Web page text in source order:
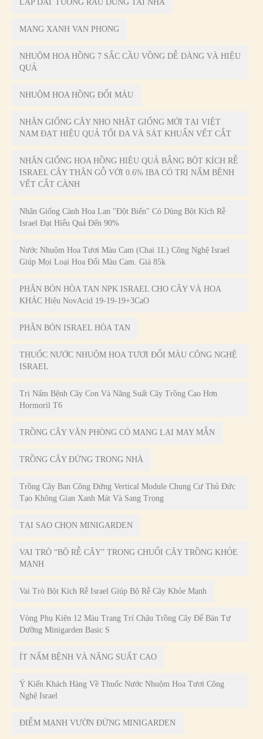
LAP DAT TUONG RAU DUNG TAI NHA
MANG XANH VAN PHONG
NHUỘM HOA HỒNG 7 SẮC CẦU VỒNG DỄ DÀNG VÀ HIỆU
QUẢ
NHUỘM HOA HỒNG ĐỔI MÀU
NHÂN GIỐNG CÂY NHO NHẬT GIỐNG MỚI TẠI VIỆT
NAM ĐẠT HIỆU QUẢ TỐI ĐA VÀ SÁT KHUẨN VẾT CẮT
NHÂN GIỐNG HOA HỒNG HIỆU QUẢ BẰNG BỘT KÍCH RỄ
ISRAEL CÂY THÂN GỖ VỚI 0.6% IBA CÓ TRỊ NẤM BỆNH
VẾT CẮT CÀNH
Nhân Giống Cành Hoa Lan "đột Biến" Có Dùng Bột Kích Rễ
Israel Đạt Hiểu Quả Đến 90%
Nước Nhuộm Hoa Tươi Màu Cam (Chai 1L) Công Nghệ Israel
Giúp Mọi Loại Hoa Đổi Màu Cam. Giá 85k
PHÂN BÓN HÒA TAN NPK ISRAEL CHO CÂY VÀ HOA
KHÁC Hiệu NovAcid 19-19-19+3CaO
PHÂN BÓN ISRAEL HÒA TAN
THUỐC NƯỚC NHUỘM HOA TƯƠI ĐỔI MÀU CÔNG NGHỆ
ISRAEL
Trị Nấm Bệnh Cây Con Và Năng Suất Cây Trồng Cao Hơn
Hormoril T6
TRỒNG CÂY VĂN PHÒNG CÓ MANG LẠI MAY MẮN
TRỒNG CÂY ĐỨNG TRONG NHÀ
Trồng Cây Ban Công Đứng Vertical Module Chung Cư Thủ Đức
Tạo Không Gian Xanh Mát Và Sang Trọng
TẠI SAO CHỌN MINIGARDEN
VAI TRÒ “BỘ RỄ CÂY” TRONG CHUỔI CÂY TRỒNG KHỎE
MẠNH
Vai Trò Bột Kích Rễ Israel Giúp Bộ Rễ Cây Khỏe Mạnh
Vòng Phụ Kiện 12 Màu Trang Trí Chậu Trồng Cây Để Bàn Tự
Dưỡng Minigarden Basic S
ÍT NẤM BỆNH VÀ NĂNG SUẤT CAO
Ý Kiến Khách Hàng Về Thuốc Nước Nhuộm Hoa Tươi Công
Nghệ Israel
ĐIỂM MẠNH VƯỜN ĐỨNG MINIGARDEN